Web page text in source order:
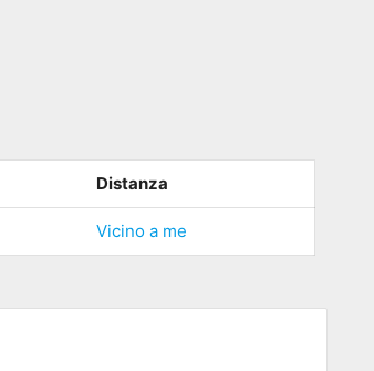
Distanza
Vicino a me